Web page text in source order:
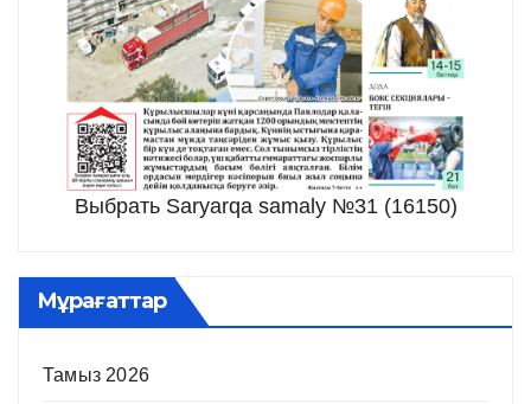
Выбрать Saryarqa samaly №31 (16150)
Мұрағаттар
Тамыз 2026